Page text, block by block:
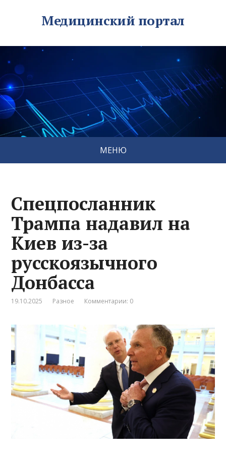
Медицинский портал
МЕНЮ
Спецпосланник
Трампа надавил на
Киев из-за
русскоязычного
Донбасса
19.10.2025 Разное Комментарии: 0